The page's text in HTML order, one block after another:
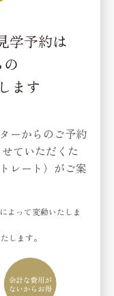
学予約は
ます
ーからのご予約
ていただくた
レート）がご案
よって変動いたしま
します。